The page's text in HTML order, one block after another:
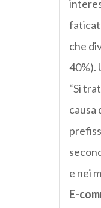
che
40%).
“Si
causa
e nei
E-